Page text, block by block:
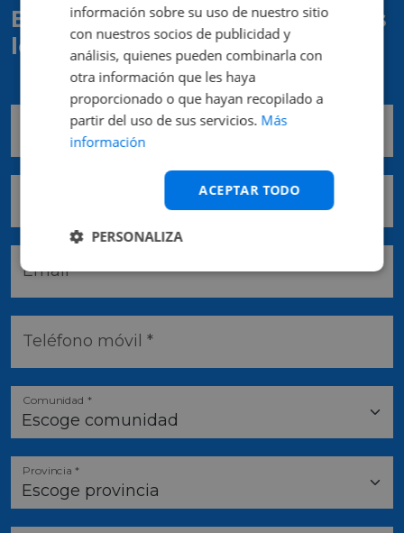
Escríbenos y te contactaremos
lo antes posible
Nombre *
Email *
Teléfono móvil *
Comunidad *
Provincia *
información sobre su uso de nuestro sitio
con nuestros socios de publicidad y
análisis, quienes pueden combinarla con
otra información que les haya
proporcionado o que hayan recopilado a
partir del uso de sus servicios. Más
información
ACEPTAR TODO
PERSONALIZA